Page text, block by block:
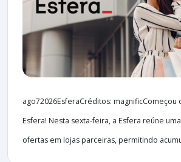
ago72026EsferaCréditos: magnificComeçou
Esfera! Nesta sexta-feira, a Esfera reúne
ofertas em lojas parceiras, permitindo